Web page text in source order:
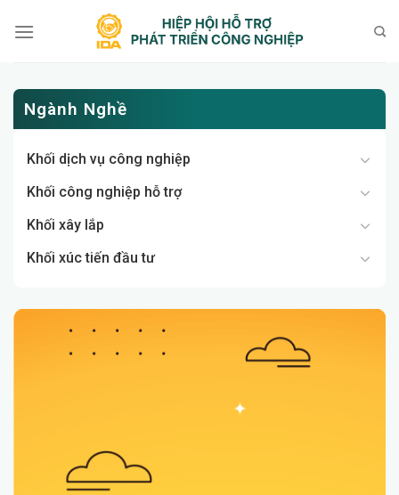
qua
Ngành Nghề
Khối dịch vụ công nghiệp
Khối công nghiệp hỗ trợ
Khối xây lắp
Khối xúc tiến đầu tư